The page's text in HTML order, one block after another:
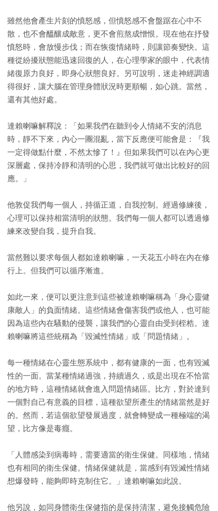
雖然他會產生片刻的憤怒感，但憤怒感不會盤踞在心中不
散，也不會醞釀成敵意，更不會煎熬成憎恨。現在他在抒發
憤怒時，會放慢步伐；而在恢復情緒時，則讓節奏變快。這
種從紛擾狀態能迅速回復的人，在心理學家的眼中，代表情
緒復原力良好，即身心狀態良好。另可說明，迷走神經調適
得很好，讓大腦在管理身體狀況時更順暢，如心跳。當然，
還有其他好處。
達賴喇嘛解釋說：「如果我們在聽到令人情緒不安的消息
時，靜不下來，內心一團混亂，當下反應便可能會是：『我
一定得做點什麼，不然太慘了！』但如果我們可以在內心更
深層處，保持冷靜和清明的心思，我們就可做出比較好的回
應。」
他敦促我們每一個人，持循正道，自我控制。經過修練後，
心理可以保持相當清明的狀態。我們每一個人都可以透過修
練來改變自我，提升自我。
當然難以要求每個人都如達賴喇嘛，一天花五小時在內在修
行上。但我們可以循序漸進。
如此一來，便可以更注意到這些被達賴喇嘛稱為「身心靈健
康敵人」的負面情緒。這些情緒會傷害我們或他人，也可能
因為這些內在騷動的侵襲，讓我們的心靈自由受到桎梏。達
賴喇嘛將這些統稱為「毀滅性情緒」或「問題情緒」。
每一種情緒在心靈生態系統中，都有健康的一面，也有毀滅
性的一面。當某種情緒過強，持續過久，或是出現在不恰當
的地方時，這種情緒就會進入問題情緒區。比方，對於達到
一個對自己有意義的目標，這種欲望所產生的情緒當然是好
的。然而，若這個欲望發展過度，就會轉變成一種極端的渴
望，比方像是毒癮。
「人體感染到病毒時，需要適當的衛生保健。同樣地，情緒
也有相同的衛生保健。情緒保健就是，當感到有毀滅性情緒
想爆發時，能夠即時克制住它。」達賴喇嘛如此說。
他另說，如同身體衛生保健指的是保持清潔，避免接觸危險